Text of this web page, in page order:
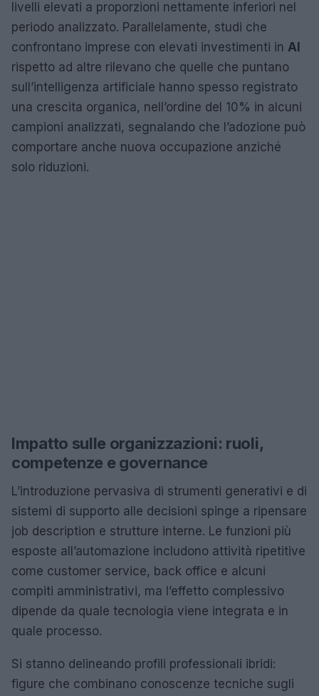
livelli elevati a proporzioni nettamente inferiori nel
periodo analizzato. Parallelamente, studi che
confrontano imprese con elevati investimenti in AI
rispetto ad altre rilevano che quelle che puntano
sull’intelligenza artificiale hanno spesso registrato
una crescita organica, nell’ordine del 10% in alcuni
campioni analizzati, segnalando che l’adozione può
comportare anche nuova occupazione anziché
solo riduzioni.
Impatto sulle organizzazioni: ruoli,
competenze e governance
L’introduzione pervasiva di strumenti generativi e di
sistemi di supporto alle decisioni spinge a ripensare
job description e strutture interne. Le funzioni più
esposte all’automazione includono attività ripetitive
come customer service, back office e alcuni
compiti amministrativi, ma l’effetto complessivo
dipende da quale tecnologia viene integrata e in
quale processo.
Si stanno delineando profili professionali ibridi:
figure che combinano conoscenze tecniche sugli